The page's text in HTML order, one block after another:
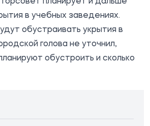
в учебных заведениях.
обустраивать укрытия в
голова не уточнил,
обустроить и сколько